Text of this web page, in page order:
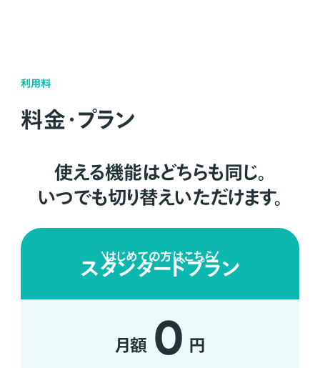
利用料
料金・プラン
使える機能はどちらも同じ。
いつでも切り替えいただけます。
はじめての方はこちら
スタンダードプラン
月額 0 円